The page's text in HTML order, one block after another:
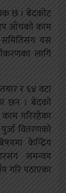
छ । बेदकोट
जाँचको काम
यस
लागि
र ६४ वटा
छन । बेदको
गरिरहेका
वितरणको
केन्द्रिय
समन्वय
गरि पठाएका